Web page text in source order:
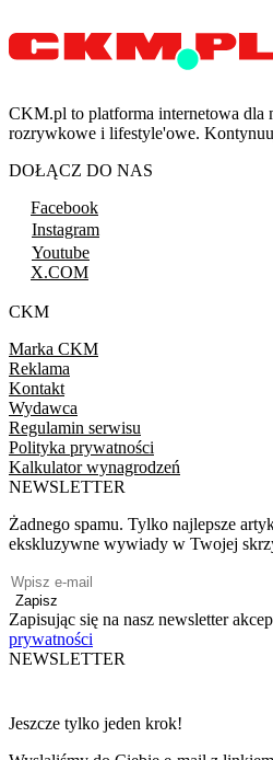
CKM.pl to platforma internetowa dla
rozrywkowe i lifestyle'owe.
DOŁĄCZ DO NAS
Facebook
Instagram
Youtube
X.COM
CKM
Marka CKM
Reklama
Kontakt
Wydawca
Regulamin serwisu
Polityka prywatności
Kalkulator wynagrodzeń
NEWSLETTER
Żadnego spamu. Tylko najlepsze
ekskluzywne wywiady w Twojej
Zapisz
Zapisując się na nasz newsletter
prywatności
NEWSLETTER
Jeszcze tylko jeden krok!